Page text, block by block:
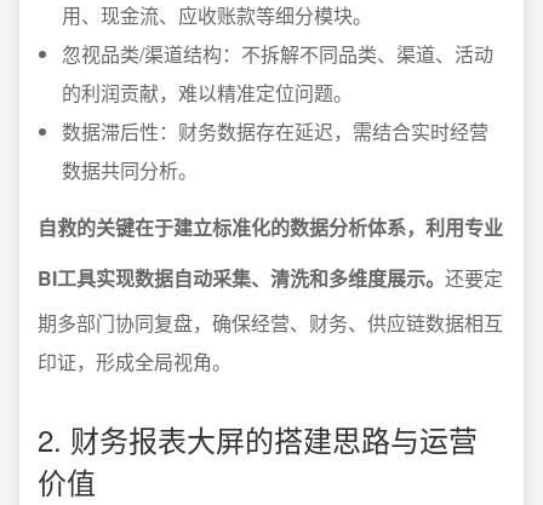
用、现金流、应收账款等细分模块。
忽视品类/渠道结构：不拆解不同品类、渠道、活动
的利润贡献，难以精准定位问题。
数据滞后性：财务数据存在延迟，需结合实时经营
数据共同分析。
自救的关键在于建立标准化的数据分析体系，利用专业
BI工具实现数据自动采集、清洗和多维度展示。 还要定
期多部门协同复盘，确保经营、财务、供应链数据相互
印证，形成全局视角。
2. 财务报表大屏的搭建思路与运营
价值